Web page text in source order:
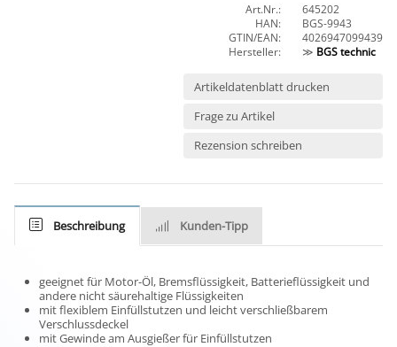
Art.Nr.:
645202
HAN:
BGS-9943
GTIN/EAN:
4026947099439
Hersteller:
≫ BGS technic
Artikeldatenblatt drucken
Frage zu Artikel
Rezension schreiben
Beschreibung Kunden-Tipp
geeignet für Motor-Öl, Bremsflüssigkeit, Batterieflüssigkeit und
andere nicht säurehaltige Flüssigkeiten
mit flexiblem Einfüllstutzen und leicht verschließbarem
Verschlussdeckel
mit Gewinde am Ausgießer für Einfüllstutzen